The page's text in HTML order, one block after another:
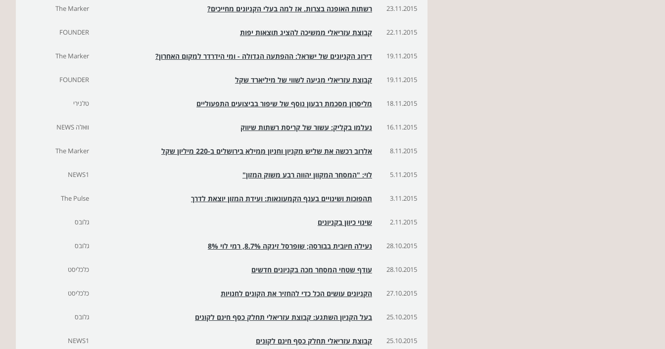
23.11.2015 רשתות האופנה בצרות. אז למה בעלי הקניונים מחייכים? The Marker
22.11.2015 קבוצת עזריאלי ממשיכה להציג תוצאות יפות FOUNDER
19.11.2015 דירוג הקניונים של ישראל: ההפתעה הגדולה - ומי הידרדר למקום האחרון? The Marker
19.11.2015 קבוצת עזריאלי מגיעה לשווי של מיליארד שקל FOUNDER
18.11.2015 מליסרון מסכמת רבעון נוסף של שיפור בביצועים התפעוליים טלנירי
16.11.2015 נעלמו בקליק: עשור של קריסת רשתות שיווק וואלה NEWS
8.11.2015 אלרוב רכשה את שליש מקניון וחניון ממילא בירושלים ב-220 מיליון שקל The Marker
5.11.2015 לוי: "המסחר המקוון יהווה רבע משוק המזון" NEWS1
3.11.2015 תהפוכות ושינויים בענף הקמעונאות: ועידת המזון יוצאת לדרך The Pulse
2.11.2015 שינוי כיוון בקניונים גלובס
28.10.2015 נעילה חיובית בבורסה; שופרסל זינקה 8.7%, רמי לוי 8% גלובס
28.10.2015 עודף שטחי המסחר מכה בקניונים חדשים כלכליסט
27.10.2015 הקניונים עושים הכל כדי להחזיר את הקונים לחנויות כלכליסט
25.10.2015 בעל הקניון השתגע: קבוצת עזריאלי תחלק כסף חינם לקונים גלובס
25.10.2015 קבוצת עזריאלי תחלק כסף חינם לקונים NEWS1